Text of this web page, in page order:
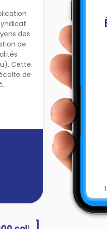
des
de
Cette
de